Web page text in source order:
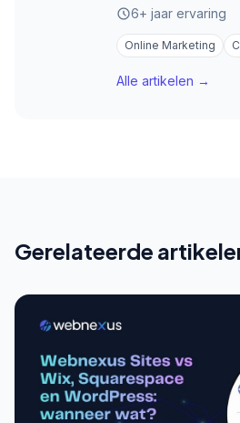
6+ jaar ervaring
Online Marketing
Alle artikelen →
Gerelateerde